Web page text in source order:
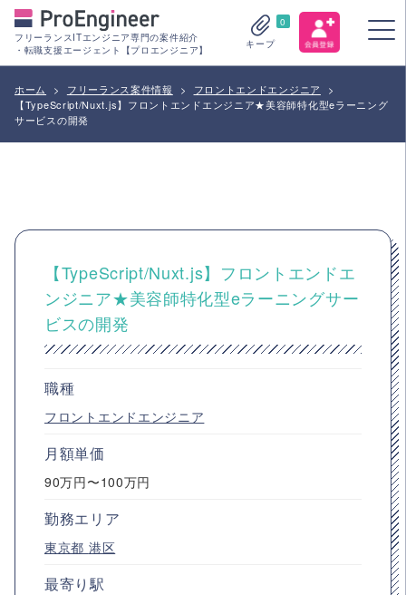
フリーランスITエンジニア専門の案件紹介
・転職支援エージェント【プロエンジニア】
0
キープ
ホーム > フリーランス案件情報 > フロントエンドエンジニア
>
【TypeScript/Nuxt.js】フロントエンドエンジニア★美容師特化型eラーニング
サービスの開発
【TypeScript/Nuxt.js】フロントエンドエ
ンジニア★美容師特化型eラーニングサー
ビスの開発
職種
フロントエンドエンジニア
月額単価
90万円〜100万円
勤務エリア
東京都 港区
最寄り駅